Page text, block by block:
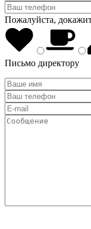
Пожалуйста,
Письмо директору